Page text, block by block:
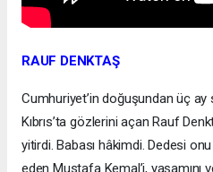
RAUF DENKTAŞ
Cumhuriyet’in doğuşundan üç
Kıbrıs’ta gözlerini açan Rauf
yitirdi. Babası hâkimdi. Dedesi